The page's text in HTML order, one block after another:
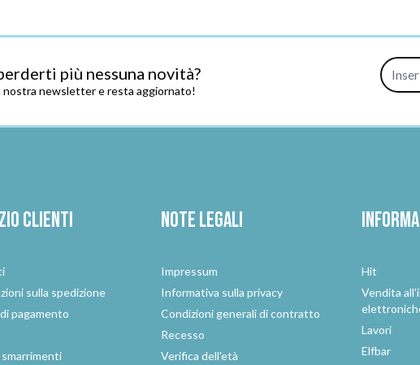
più nessuna novità?
nostra newsletter e resta aggiornato!
clienti
sulla spedizione
pagamento
smarrimenti
Note legali
Impressum
Informativa sulla privacy
Condizioni generali di contratto
Recesso
Verifica dell'età
Hit
Vendita
Lavori
Elfbar